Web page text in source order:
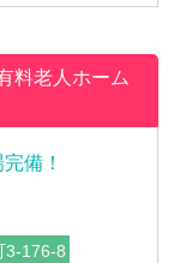
料老人ホーム
備！
3-176-8